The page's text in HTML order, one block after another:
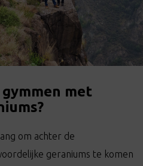
gymmen met
om achter de
geraniums te komen